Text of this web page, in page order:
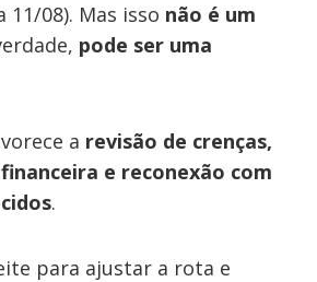
11/08). Mas isso não é um
pode ser uma
a revisão de crenças,
e reconexão com
.
para ajustar a rota e